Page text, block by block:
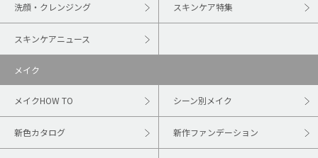
洗顔・クレンジング スキンケア特集
スキンケアニュース
メイク
メイクHOW TO シーン別メイク
新色カタログ 新作ファンデーション